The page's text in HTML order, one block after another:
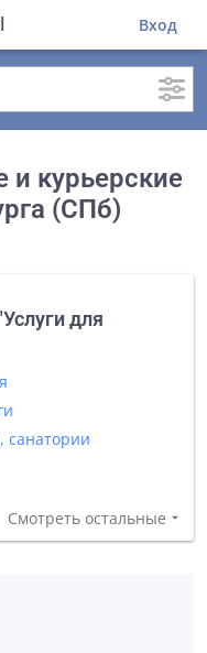
Вход
курьерские
(СПб)
для
санатории
Смотреть остальные